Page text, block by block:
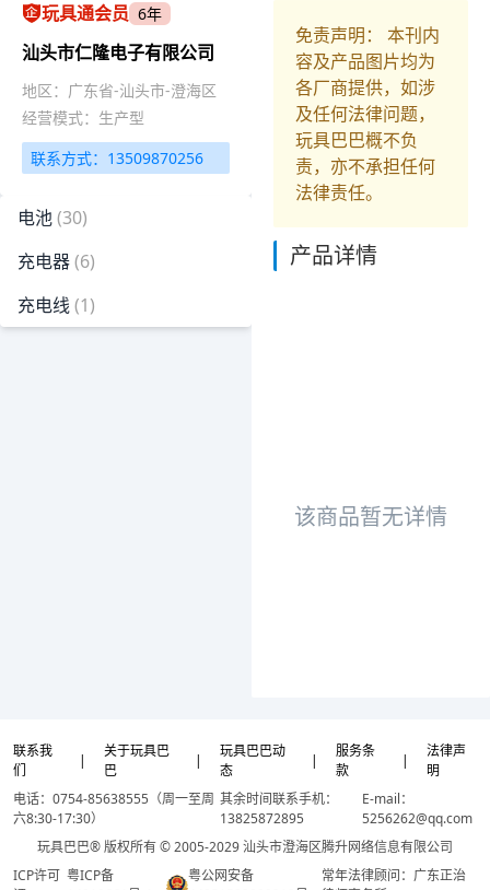
玩具通会员 6年
汕头市仁隆电子有限公司
地区：广东省-汕头市-澄海区
经营模式：生产型
联系方式：13509870256
电池(30)
充电器(6)
充电线(1)
免责声明： 本刊内
容及产品图片均为
各厂商提供，如涉
及任何法律问题，
玩具巴巴概不负
责，亦不承担任何
法律责任。
产品详情
该商品暂无详情
联系我
们
|
关于玩具巴
巴
|
玩具巴巴动
态
|
服务条
款
|
法律声
明
电话：0754-85638555（周一至周
六8:30-17:30）
其余时间联系手机：
13825872895
E-mail：
5256262@qq.com
玩具巴巴® 版权所有 © 2005-2029 汕头市澄海区腾升网络信息有限公司
ICP许可 粤ICP备
粤公网安备
常年法律顾问：广东正治